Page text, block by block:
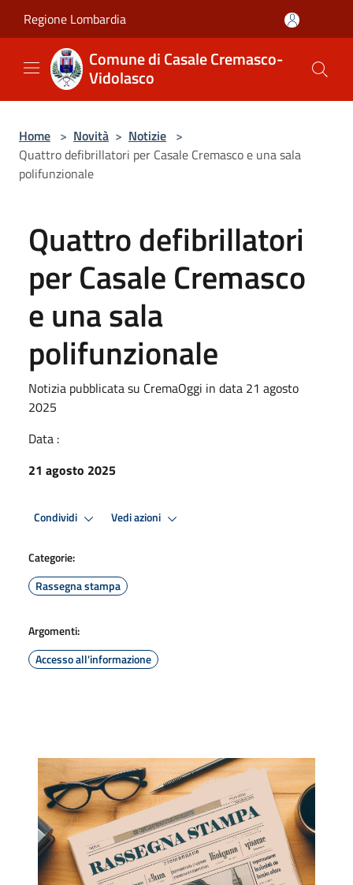
Regione Lombardia
Comune di Casale Cremasco-
Vidolasco
Home > Novità > Notizie >
Quattro defibrillatori per Casale Cremasco e una sala
polifunzionale
Quattro defibrillatori
per Casale Cremasco
e una sala
polifunzionale
Notizia pubblicata su CremaOggi in data 21 agosto
2025
Data :
21 agosto 2025
Condividi Vedi azioni
Categorie:
Rassegna stampa
Argomenti:
Accesso all'informazione